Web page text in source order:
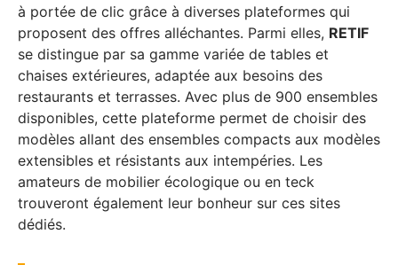
à portée de clic grâce à diverses plateformes qui
proposent des offres alléchantes. Parmi elles, RETIF
se distingue par sa gamme variée de tables et
chaises extérieures, adaptée aux besoins des
restaurants et terrasses. Avec plus de 900 ensembles
disponibles, cette plateforme permet de choisir des
modèles allant des ensembles compacts aux modèles
extensibles et résistants aux intempéries. Les
amateurs de mobilier écologique ou en teck
trouveront également leur bonheur sur ces sites
dédiés.